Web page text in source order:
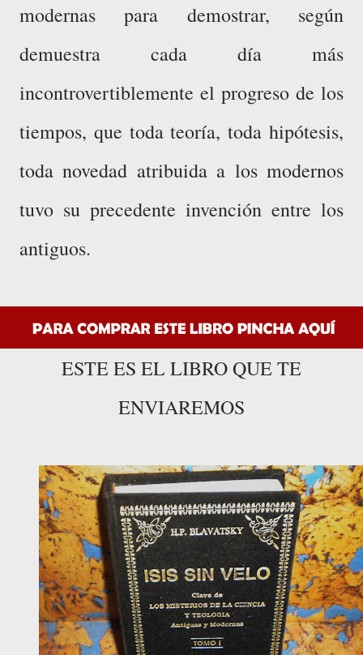
modernas para demostrar, según
demuestra cada día más
incontrovertiblemente el progreso de los
tiempos, que toda teoría, toda hipótesis,
toda novedad atribuida a los modernos
tuvo su precedente invención entre los
antiguos.
ESTE ES EL LIBRO QUE TE
ENVIAREMOS